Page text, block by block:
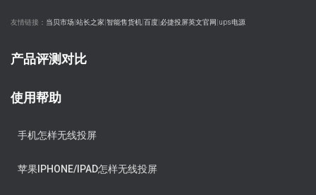
友情链接： 当贝市场 站长之家 智能售货机 百度 必捷投屏英文官网 ups电源
产品评测对比
使用帮助
手机怎样无线投屏
苹果IPHONE/IPAD怎样无线投屏